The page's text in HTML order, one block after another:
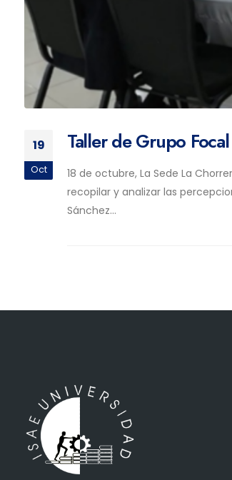
19
Oct
Taller de Grupo
18 de octubre, La Sede La
recopilar y analizar las
Sánchez...